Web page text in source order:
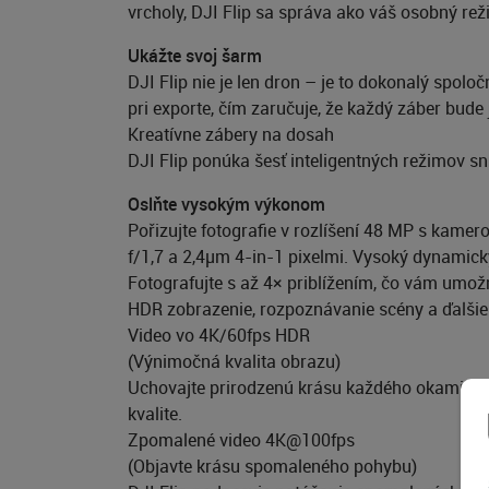
vrcholy, DJI Flip sa správa ako váš osobný
Ukážte svoj šarm
DJI Flip nie je len dron – je to dokonalý
pri exporte, čím zaručuje, že každý záber
Kreatívne zábery na dosah
DJI Flip ponúka šesť inteligentných režimov
Oslňte vysokým výkonom
Pořizujte fotografie v rozlíšení 48 MP s
f/1,7 a 2,4µm 4-in-1 pixelmi. Vysoký
Fotografujte s až 4× priblížením, čo vám
HDR zobrazenie, rozpoznávanie scény a
Video vo 4K/60fps HDR
(Výnimočná kvalita obrazu)
Uchovajte prirodzenú krásu každého
kvalite.
Zpomalené video 4K@100fps
(Objavte krásu spomaleného pohybu)